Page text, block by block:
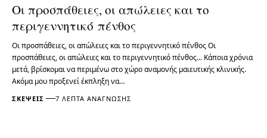
Οι προσπάθειες, οι απώλειες και το
περιγεννητικό πένθος
Οι προσπάθειες, οι απώλειες και το περιγεννητικό πένθος Οι
προσπάθειες, οι απώλειες και το περιγεννητικό πένθος... Κάποια χρόνια
μετά, βρίσκομαι να περιμένω στο χώρο αναμονής μαιευτικής κλινικής.
Ακόμα μου προξενεί έκπληξη να…
ΣΚΈΨΕΙΣ 7 ΛΕΠΤΆ ΑΝΆΓΝΩΣΗΣ